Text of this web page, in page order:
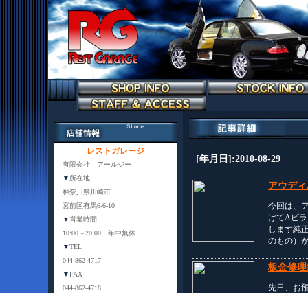
レストガレージ
有限会社 アールジー
▼ 所在地
神奈川県川崎市
宮前区有馬6-6-10
▼営業時間
10:00～20:00 年中無休
▼TEL
044-862-4717
▼FAX
044-862-4718
[年月日]:2010-08-29
アウデ
今回は、
けてAピ
します純
のもの）
板金修
先日、お